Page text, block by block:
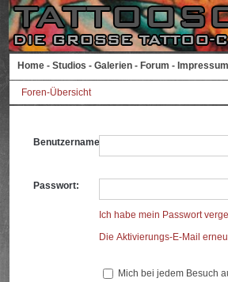
Home - Studios - Galerien - Forum - Impressum
Foren-Übersicht
Benutzername:
Passwort:
Ich habe mein Passwort
Die Aktivierungs-E-Mail
Mich bei jedem Besuch